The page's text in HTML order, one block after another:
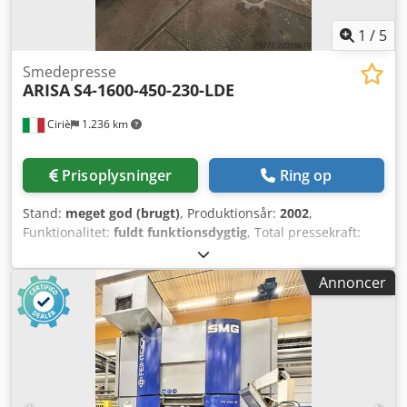
søjler Kontakt os gerne for yderligere information eller for
at få et tilbud.
1 / 5
Ciriè 1.236 km
Smedepresse
ARISAS4-1600-450-230-LDE
Prisoplysninger Ring op
Stand: meget god (brugt), Produktionsår: 2002,
Funktionalitet: fuldt funktionsdygtig, Total pressekraft:
16.000 kN Kraftpunkt før nedre dødpunkt: 18 mm Antal
justerbare slag pr. minut i automatisk tilstand: 10 - 22
1/min Slaglængde: 605 mm Justering af slæde: 400 mm
Formhøjde (slag nedad, justering opad): 1300 mm
Bordstørrelse: 4500 × 2300 mm Slædestørrelse: 4500 ×
2300 mm Bordhøjde fra gulv: 600 mm Bordets slaglængde:
T-spor Transferafstand: 0 - 1200 mm Indvendig bredde
mellem styrestolper, min.: 800 mm Indvendig bredde
Annoncer